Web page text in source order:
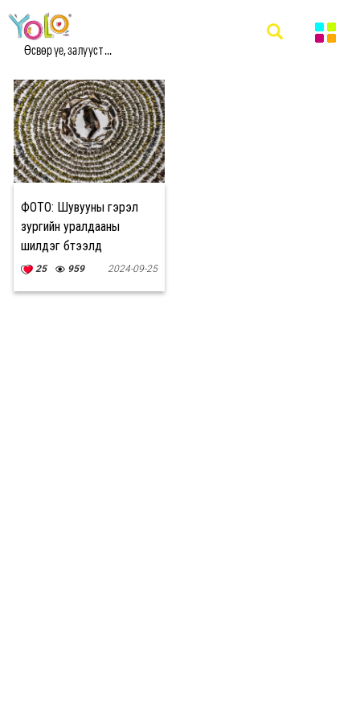
Өсвөр үе, залууст ...
#ШУВУУНЫ ЗУРАГ МЭДЭЭ
ФОТО: Шувууны гэрэл
зургийн уралдааны
шилдэг бүтээлүүд
25 959 2024-09-25